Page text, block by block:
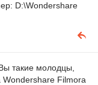
D:\Wondershare
такие молодцы,
Wondershare Filmora